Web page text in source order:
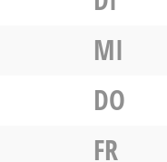
MI
DO
FR